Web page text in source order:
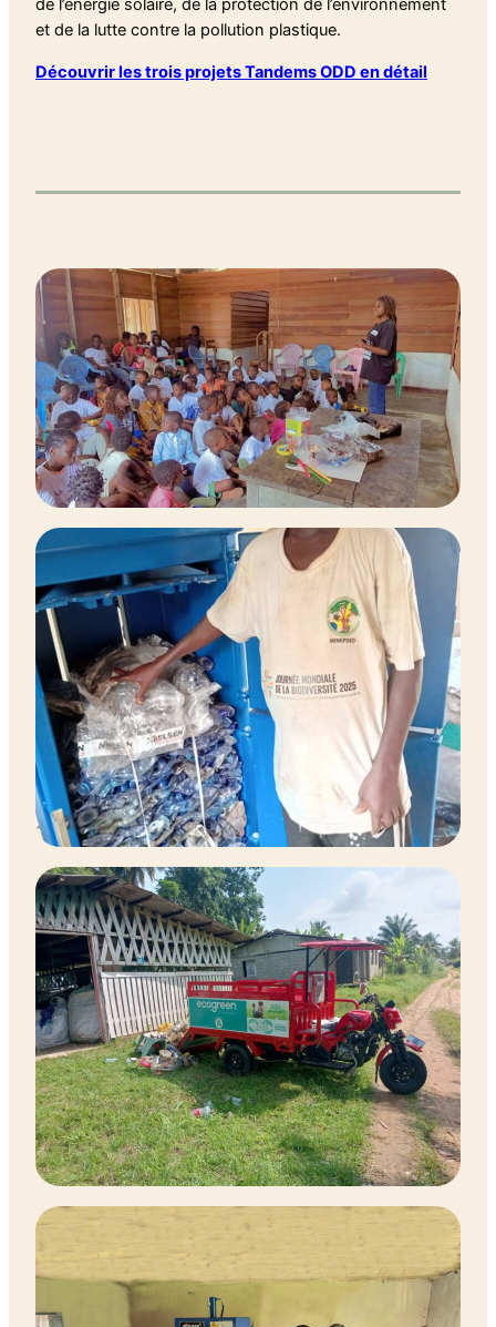
de l’énergie solaire, de la protection de l’environnement
et de la lutte contre la pollution plastique.
Découvrir les trois projets Tandems ODD en détail